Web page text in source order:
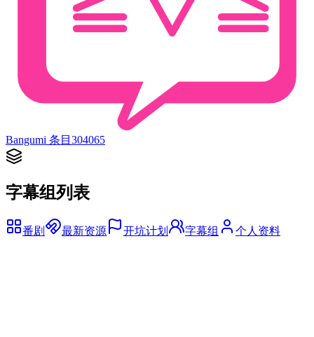
Bangumi 条目 304065
字幕组列表
番剧 最新资源 开坑计划 字幕组 个人资料